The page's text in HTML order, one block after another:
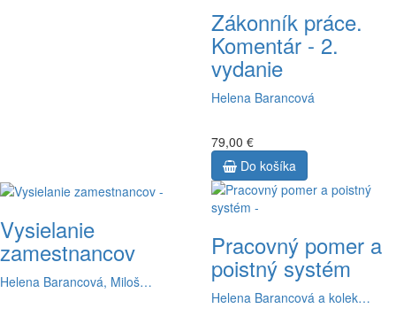
Zákonník práce.
Komentár - 2.
vydanie
Helena Barancová
79,00 €
Do košíka
Vysielanie
zamestnancov
Helena Barancová, Miloš…
Pracovný pomer a
poistný systém
Helena Barancová a kolek…